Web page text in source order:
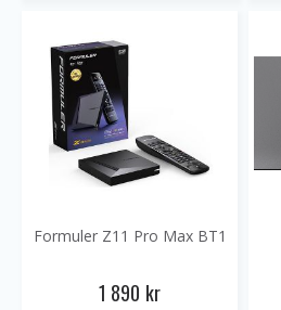
Formuler Z11 Pro Max BT1
1 890 kr